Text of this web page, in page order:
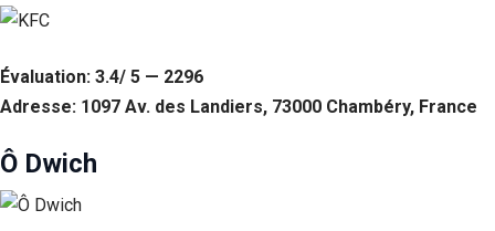
Évaluation: 3.4/ 5 — 2296
Adresse: 1097 Av. des Landiers, 73000 Chambéry, France
Ô Dwich